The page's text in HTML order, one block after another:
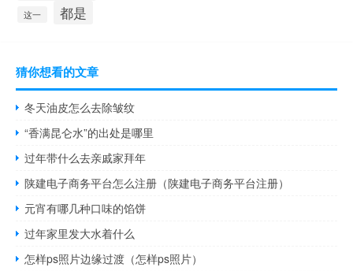
这一 都是
猜你想看的文章
冬天油皮怎么去除皱纹
“香满昆仑水”的出处是哪里
过年带什么去亲戚家拜年
陕建电子商务平台怎么注册（陕建电子商务平台注册）
元宵有哪几种口味的馅饼
过年家里发大水着什么
怎样ps照片边缘过渡（怎样ps照片）